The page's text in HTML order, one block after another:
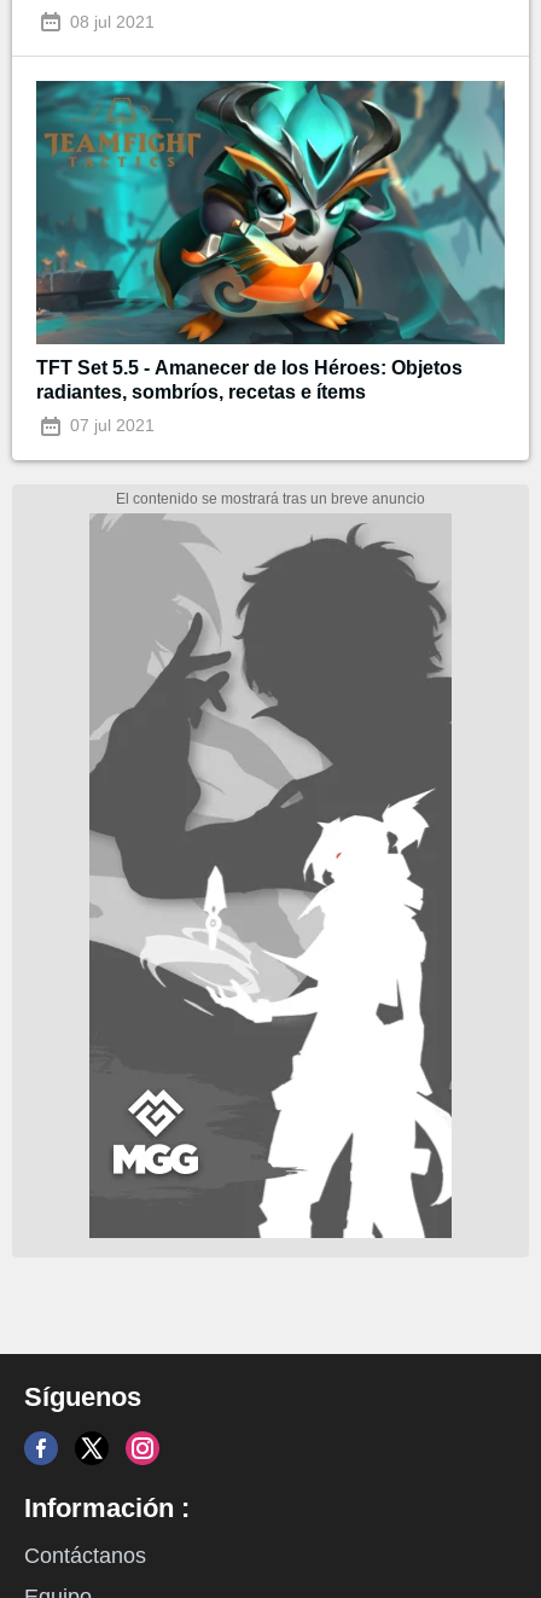
08 jul 2021
TFT Set 5.5 - Amanecer de los Héroes: Objetos
radiantes, sombríos, recetas e ítems
07 jul 2021
Síguenos
Información :
Contáctanos